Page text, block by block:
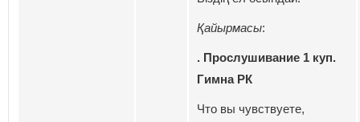
Қайырмасы:
. Прослушивание 1 куп.
Гимна РК
Что вы чувствуете,